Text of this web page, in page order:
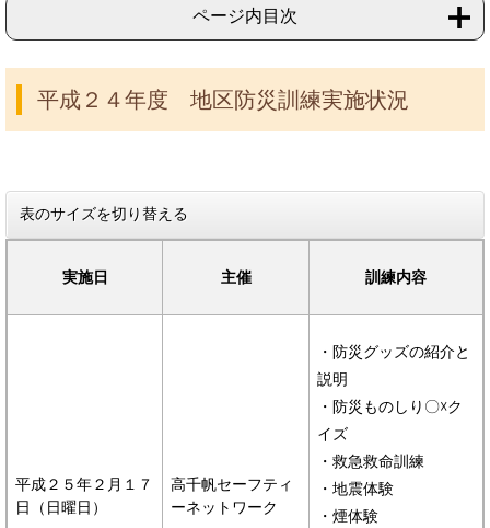
ページ内目次
平成２４年度 地区防災訓練実施状況
表のサイズを切り替える
実施日 主催 訓練内容
平成２５年２月１７
日（日曜日）
高千帆セーフティ
ーネットワーク
・防災グッズの紹介と
説明
・防災ものしり〇☓ク
イズ
・救急救命訓練
・地震体験
・煙体験